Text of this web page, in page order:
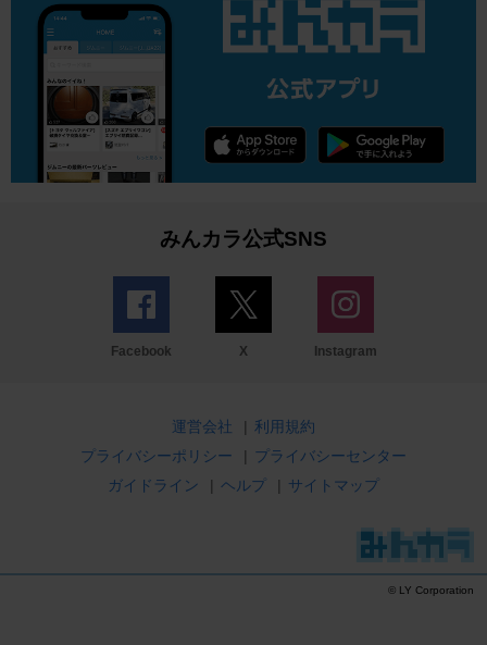
みんカラ公式SNS
Facebook X Instagram
運営会社 | 利用規約
プライバシーポリシー
| プライバシーセンター
ガイドライン
| ヘルプ | サイトマップ
© LY Corporation